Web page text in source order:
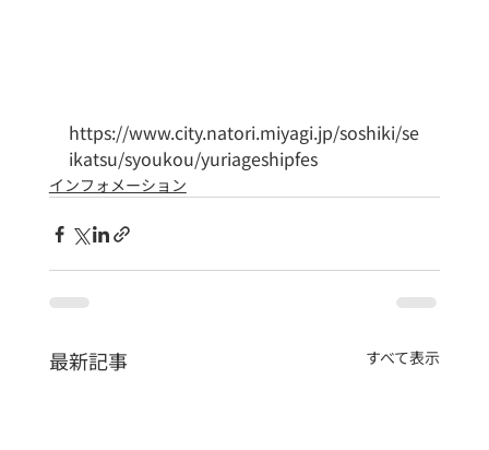
https://www.city.natori.miyagi.jp/soshiki/se
ikatsu/syoukou/yuriageshipfes
インフォメーション
最新記事 すべて表示